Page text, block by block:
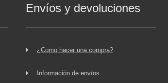
Envíos y devoluciones
¿Como hacer una compra?
Información de envíos